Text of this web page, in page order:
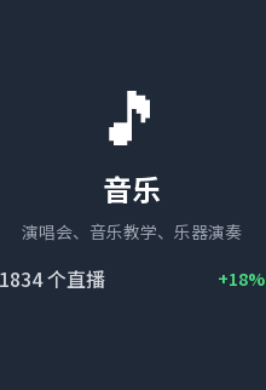
🎵
音乐
演唱会、音乐教学、乐器演奏
1834个直播 +18%